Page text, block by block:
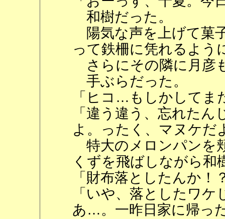
和樹だった。
陽気な声を上げて菓
って鉄柵に凭れるよう
さらにその隣に月彦
手ぶらだった。
「ヒコ…もしかしてま
「違う違う、忘れた
よ。ったく、マヌケだ
特大のメロンパンを
くずを飛ばしながら和
「財布落としたんか！
「いや、落としたワ
あ…。一昨日家に帰っ